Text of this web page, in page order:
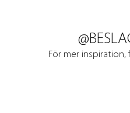
För mer inspiration,